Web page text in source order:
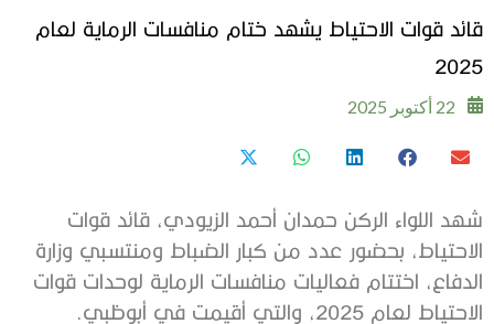
قائد قوات الاحتياط يشهد ختام منافسات الرماية لعام
2025
22 أكتوبر 2025
شهد اللواء الركن حمدان أحمد الزيودي، قائد قوات
الاحتياط، بحضور عدد من كبار الضباط ومنتسبي وزارة
الدفاع، اختتام فعاليات منافسات الرماية لوحدات قوات
الاحتياط لعام 2025، والتي أقيمت في أبوظبي.